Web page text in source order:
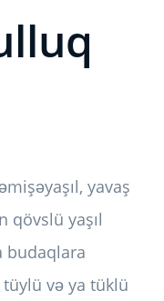
yavaş
qövslü yaşıl
budaqlara
və ya tüklü